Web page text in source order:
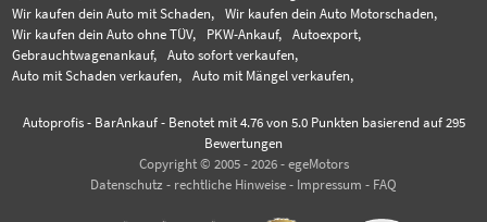
Wir kaufen dein Auto mit Schaden,
Wir kaufen dein Auto Motorschaden,
Wir kaufen dein Auto ohne TÜV,
PKW-Ankauf,
Autoexport,
Gebrauchtwagenankauf,
Auto sofort verkaufen,
Auto mit Schaden verkaufen,
Auto mit Mängel verkaufen,
Autoprofis - BarAnkauf- Benotet mit 4.76von 5.0 Punkten basierend auf 295
Bewertungen
Copyright © 2005 - 2026 - egeMotors
Datenschutz - rechtliche Hinweise - Impressum - FAQ